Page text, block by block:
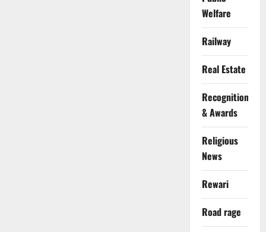
Welfare
Railway
Real Estate
Recognition
& Awards
Religious
News
Rewari
Road rage